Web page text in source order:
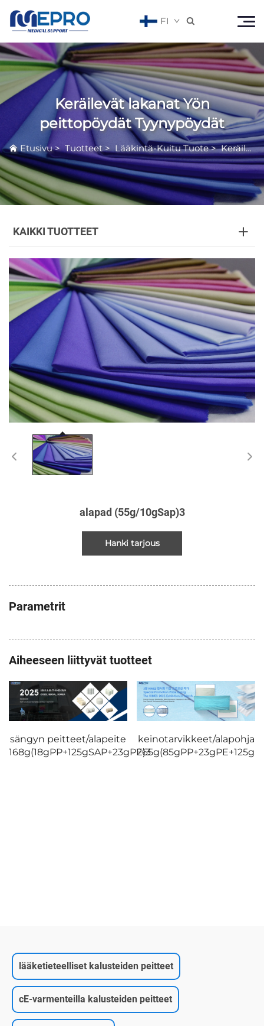
FI 
Keräilevät lakanat Yön
peittopöydät Tyynypöydät
Etusivu>Tuotteet > Lääkintä-Kuitu Tuote>Keräilevät lakanat Yön peittopöydät Tyynypöydät
KAIKKI TUOTTEET
alapad (55g/10gSap)3
Hanki tarjous
Parametrit
Aiheeseen liittyvät tuotteet
sängyn peitteet/alapeite
168g(18gPP+125gSAP+23gPE)3
keinotarvikkeet/alapohja
lääketieteelliset kalusteiden peitteet
cE-varmenteilla kalusteiden peitteet